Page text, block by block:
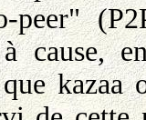
peer"
cause,
kazaa